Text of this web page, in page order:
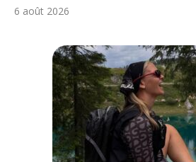
6 août 2026